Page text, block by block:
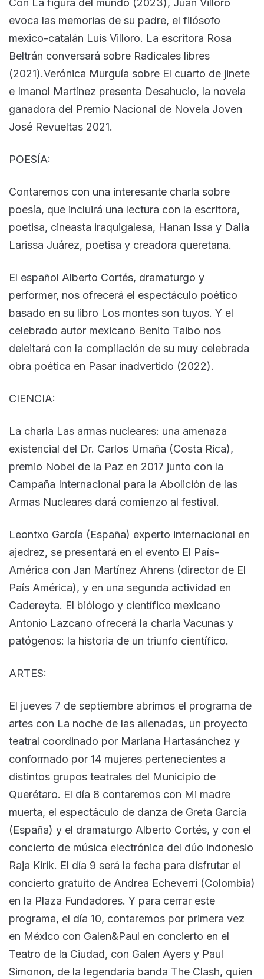
Con La figura del mundo (2023), Juan Villoro
evoca las memorias de su padre, el filósofo
mexico-catalán Luis Villoro. La escritora Rosa
Beltrán conversará sobre Radicales libres
(2021).Verónica Murguía sobre El cuarto de jinete
e Imanol Martínez presenta Desahucio, la novela
ganadora del Premio Nacional de Novela Joven
José Revueltas 2021.
POESÍA:
Contaremos con una interesante charla sobre
poesía, que incluirá una lectura con la escritora,
poetisa, cineasta iraquigalesa, Hanan Issa y Dalia
Larissa Juárez, poetisa y creadora queretana.
El español Alberto Cortés, dramaturgo y
performer, nos ofrecerá el espectáculo poético
basado en su libro Los montes son tuyos. Y el
celebrado autor mexicano Benito Taibo nos
deleitará con la compilación de su muy celebrada
obra poética en Pasar inadvertido (2022).
CIENCIA:
La charla Las armas nucleares: una amenaza
existencial del Dr. Carlos Umaña (Costa Rica),
premio Nobel de la Paz en 2017 junto con la
Campaña Internacional para la Abolición de las
Armas Nucleares dará comienzo al festival.
Leontxo García (España) experto internacional en
ajedrez, se presentará en el evento El País-
América con Jan Martínez Ahrens (director de El
País América), y en una segunda actividad en
Cadereyta. El biólogo y científico mexicano
Antonio Lazcano ofrecerá la charla Vacunas y
patógenos: la historia de un triunfo científico.
ARTES:
El jueves 7 de septiembre abrimos el programa de
artes con La noche de las alienadas, un proyecto
teatral coordinado por Mariana Hartasánchez y
conformado por 14 mujeres pertenecientes a
distintos grupos teatrales del Municipio de
Querétaro. El día 8 contaremos con Mi madre
muerta, el espectáculo de danza de Greta García
(España) y el dramaturgo Alberto Cortés, y con el
concierto de música electrónica del dúo indonesio
Raja Kirik. El día 9 será la fecha para disfrutar el
concierto gratuito de Andrea Echeverri (Colombia)
en la Plaza Fundadores. Y para cerrar este
programa, el día 10, contaremos por primera vez
en México con Galen&Paul en concierto en el
Teatro de la Ciudad, con Galen Ayers y Paul
Simonon, de la legendaria banda The Clash, quien